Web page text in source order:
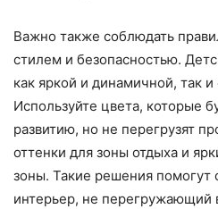
Важно также соблюдать
стилем и безопасностью.
как яркой и динамичной, так
Используйте цвета, которые
развитию, но не перегрузят
оттенки для зоны отдыха и
зоны. Такие решения помогут
интерьер, не перегружающий